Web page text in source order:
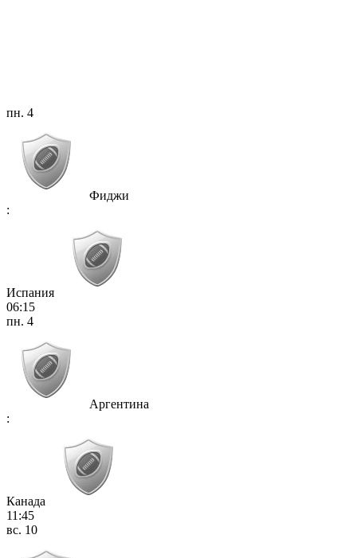
пн. 4
Фиджи
:
Испания
06:15
пн. 4
Аргентина
:
Канада
11:45
вс. 10